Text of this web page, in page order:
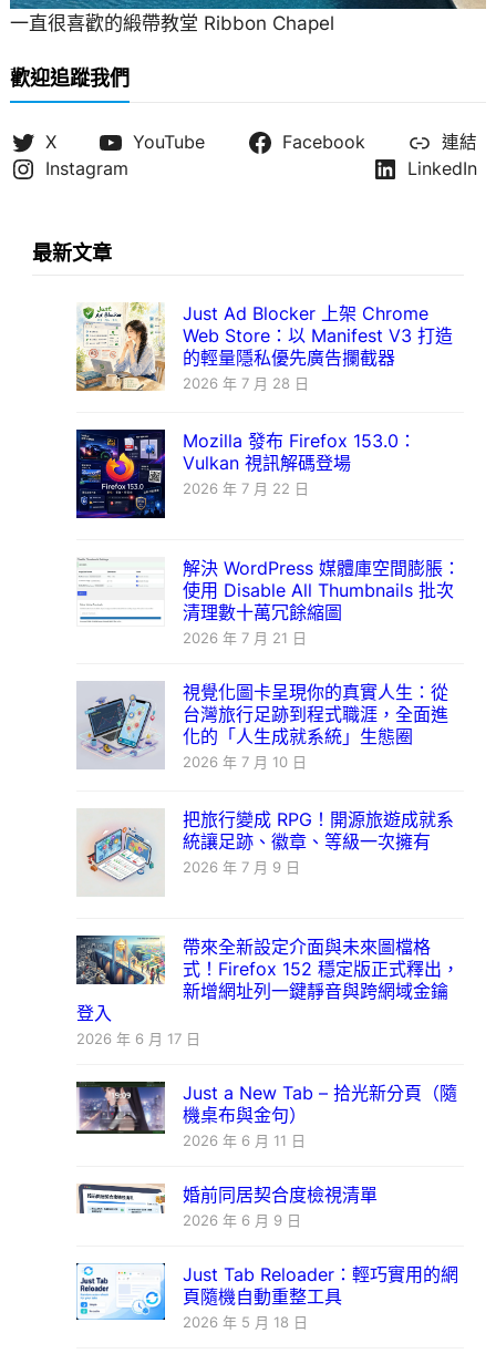
一直很喜歡的緞帶教堂 Ribbon Chapel
歡迎追蹤我們
X YouTube Facebook
連結
Instagram
LinkedIn
最新文章
Just Ad Blocker 上架 Chrome
Web Store：以 Manifest V3 打造
的輕量隱私優先廣告攔截器
2026 年 7 月 28 日
Mozilla 發布 Firefox 153.0：
Vulkan 視訊解碼登場
2026 年 7 月 22 日
解決 WordPress 媒體庫空間膨脹：
使用 Disable All Thumbnails 批次
清理數十萬冗餘縮圖
2026 年 7 月 21 日
視覺化圖卡呈現你的真實人生：從
台灣旅行足跡到程式職涯，全面進
化的「人生成就系統」生態圈
2026 年 7 月 10 日
把旅行變成 RPG！開源旅遊成就系
統讓足跡、徽章、等級一次擁有
2026 年 7 月 9 日
帶來全新設定介面與未來圖檔格
式！Firefox 152 穩定版正式釋出，
新增網址列一鍵靜音與跨網域金鑰
登入
2026 年 6 月 17 日
Just a New Tab – 拾光新分頁（隨
機桌布與金句）
2026 年 6 月 11 日
婚前同居契合度檢視清單
2026 年 6 月 9 日
Just Tab Reloader：輕巧實用的網
頁隨機自動重整工具
2026 年 5 月 18 日